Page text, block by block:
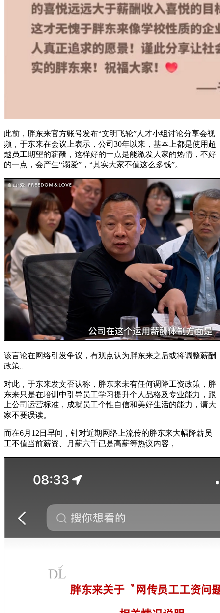
此前，胖东来官方账号发布“文明飞轮”人才小组讨论分享会视
频，于东来在会议上表示，公司30年以来，基本上都是使用超
越员工期望的薪酬，这样好的一点是能激发大家的热情，不好
的一点，会产生“溺爱”，“其实大家不值这么多钱”。
该言论在网络引发争议，有观点认为胖东来之后或将调整薪酬
政策。
对此，于东来发文否认称，胖东来未有任何调降工资政策，胖
东来只是在培训中引导员工学习提升个人品格及专业能力，跟
上公司运营标准，成就员工个性自信和美好生活的能力，请大
家不要误读。
而在6月12日早间，针对近期网络上流传的胖东来大幅降薪员
工不值当前薪资、月薪六千已是高薪等热议内容，